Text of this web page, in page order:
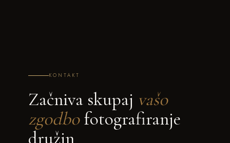
KONTAKT
Začniva skupaj vašo
zgodbofotografiranje
družin